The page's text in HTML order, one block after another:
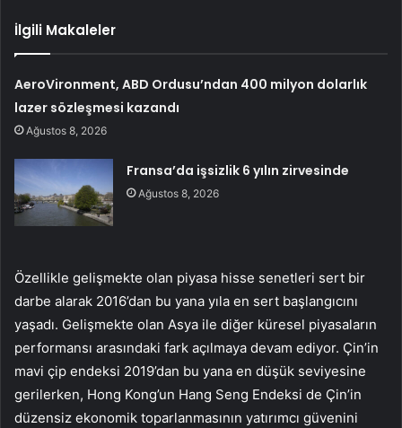
İlgili Makaleler
AeroVironment, ABD Ordusu’ndan 400 milyon dolarlık
lazer sözleşmesi kazandı
Ağustos 8, 2026
Fransa’da işsizlik 6 yılın zirvesinde
Ağustos 8, 2026
Özellikle gelişmekte olan piyasa hisse senetleri sert bir
darbe alarak 2016’dan bu yana yıla en sert başlangıcını
yaşadı. Gelişmekte olan Asya ile diğer küresel piyasaların
performansı arasındaki fark açılmaya devam ediyor. Çin’in
mavi çip endeksi 2019’dan bu yana en düşük seviyesine
gerilerken, Hong Kong’un Hang Seng Endeksi de Çin’in
düzensiz ekonomik toparlanmasının yatırımcı güvenini